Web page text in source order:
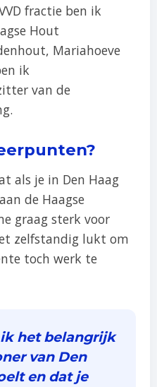
fractie ben ik
Hout
Mariahoeve
ik
van de
als je in Den Haag
de Haagse
graag sterk voor
zelfstandig lukt om
toch werk te
het belangrijk
van Den
en dat je